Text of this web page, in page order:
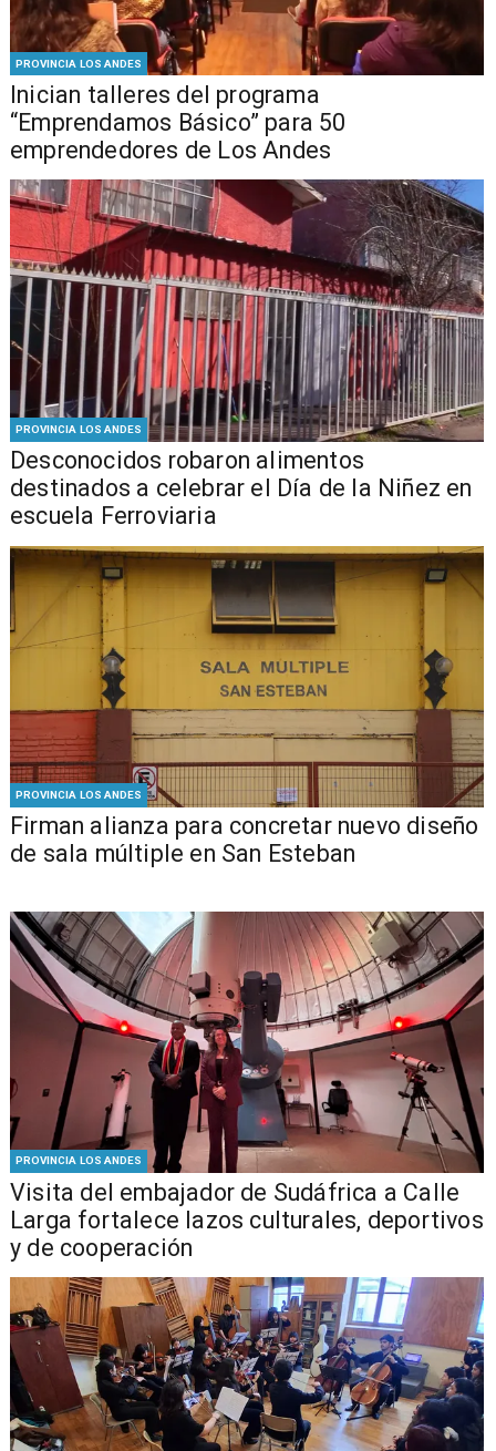
PROVINCIA LOS ANDES
Inician talleres del programa
“Emprendamos Básico” para 50
emprendedores de Los Andes
PROVINCIA LOS ANDES
Desconocidos robaron alimentos
destinados a celebrar el Día de la Niñez en
escuela Ferroviaria
PROVINCIA LOS ANDES
​​Firman alianza para concretar nuevo diseño
de sala múltiple en San Esteban
PROVINCIA LOS ANDES
​Visita del embajador de Sudáfrica a Calle
Larga fortalece lazos culturales, deportivos
y de cooperación